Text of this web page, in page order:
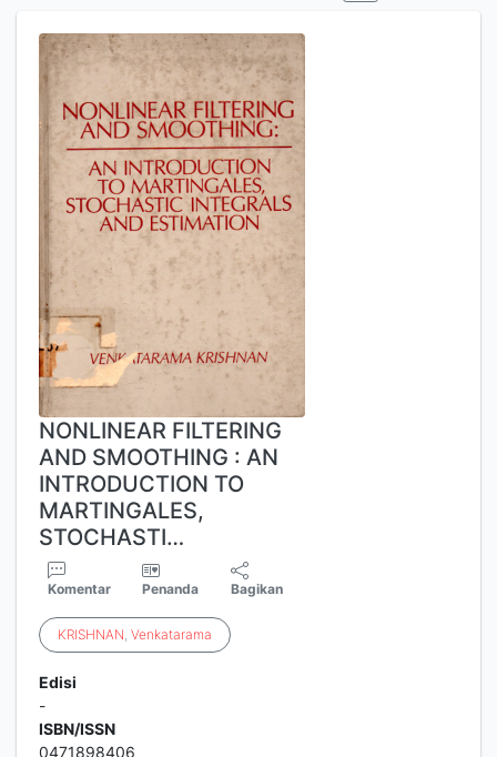
NONLINEAR FILTERING
AND SMOOTHING : AN
INTRODUCTION TO
MARTINGALES,
STOCHASTI…
Komentar Penanda Bagikan
KRISHNAN, Venkatarama
Edisi
-
ISBN/ISSN
0471898406